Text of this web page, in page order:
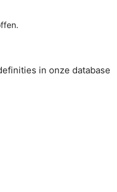
in onze database